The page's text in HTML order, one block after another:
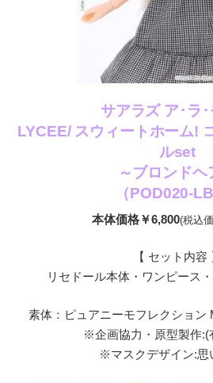
サアラズ ア･ラ
LYCEE/ スウィートホーム!
ルset
～ブロンドヘ
（POD020-
本体価格￥6,800(税込
【 セット内容
リセドール本体・ワンピース
素体：ピュアニーモフレクション
※企画協力・原型製作:(
※マスクデザイン:思